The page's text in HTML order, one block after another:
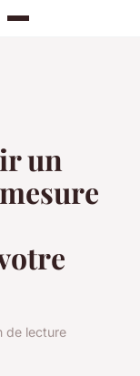
un
de lecture